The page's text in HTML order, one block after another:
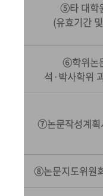
⑤타 대학
(유효기간
⑥학위논
석·박사학위
⑦논문작성계
⑧논문지도위원